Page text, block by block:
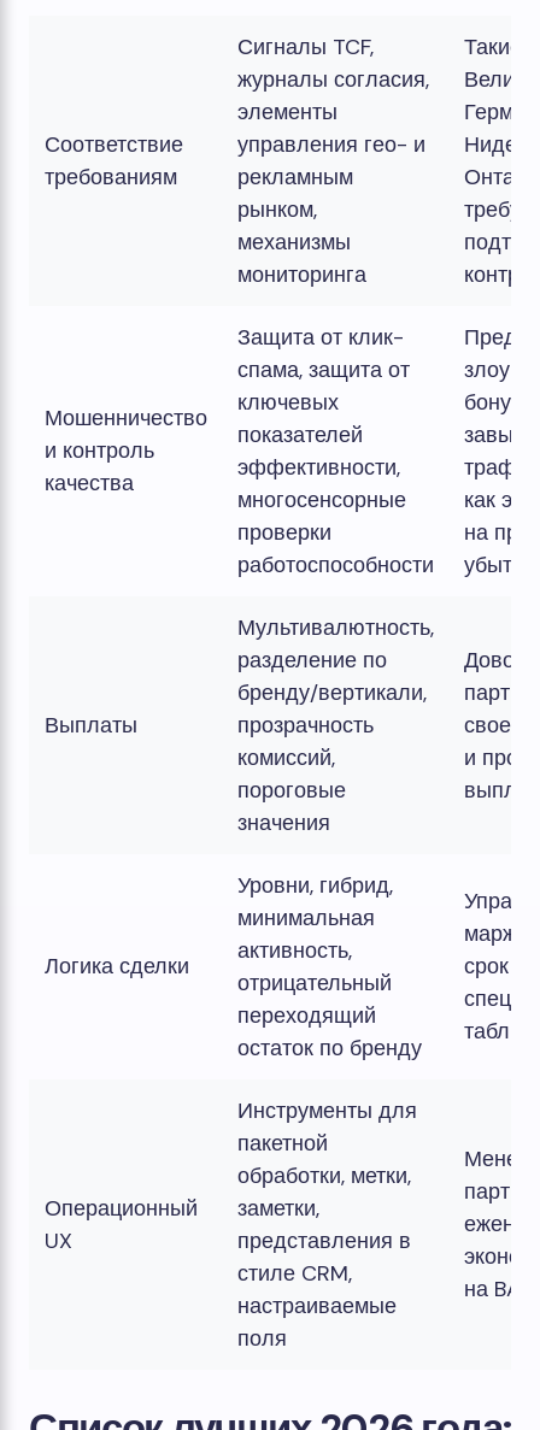
Соответствие
требованиям
Сигналы TCF,
журналы согласия,
элементы
управления гео- и
рекламным
рынком,
механизмы
мониторинга
Такие
Мошенничество
и контроль
качества
Защита от клик-
спама, защита от
ключевых
показателей
эффективности,
многосенсорные
проверки
работоспособности
как
на
убытки
Выплаты
Мультивалютность,
разделение по
бренду/вертикали,
прозрачность
комиссий,
пороговые
значения
и
Логика сделки
Уровни, гибрид,
минимальная
активность,
отрицательный
переходящий
остаток по бренду
срок
таблиц
Операционный
UX
Инструменты для
пакетной
обработки, метки,
заметки,
представления в
стиле CRM,
настраиваемые
поля
на BAU